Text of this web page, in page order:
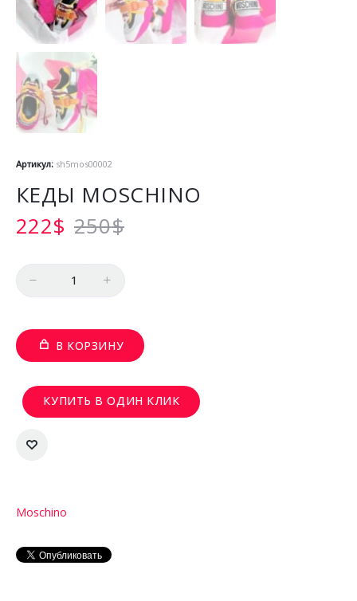
Артикул: sh5mos00002
КЕДЫ MOSCHINO
250$
222$
В КОРЗИНУ
КУПИТЬ В ОДИН КЛИК
Moschino